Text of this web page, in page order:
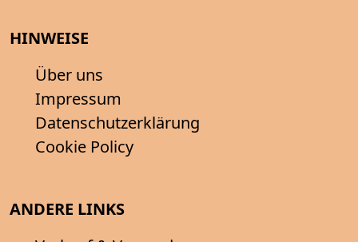
HINWEISE
Über uns
Impressum
Datenschutzerklärung
Cookie Policy
ANDERE LINKS